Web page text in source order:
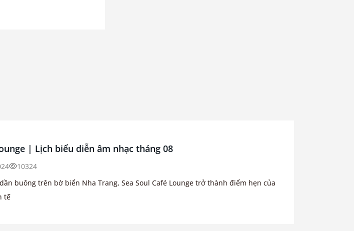
| Lịch biểu diễn âm nhạc tháng 08
10324
buông trên bờ biển Nha Trang, Sea Soul Café Lounge trở thành điểm hẹn của
tế